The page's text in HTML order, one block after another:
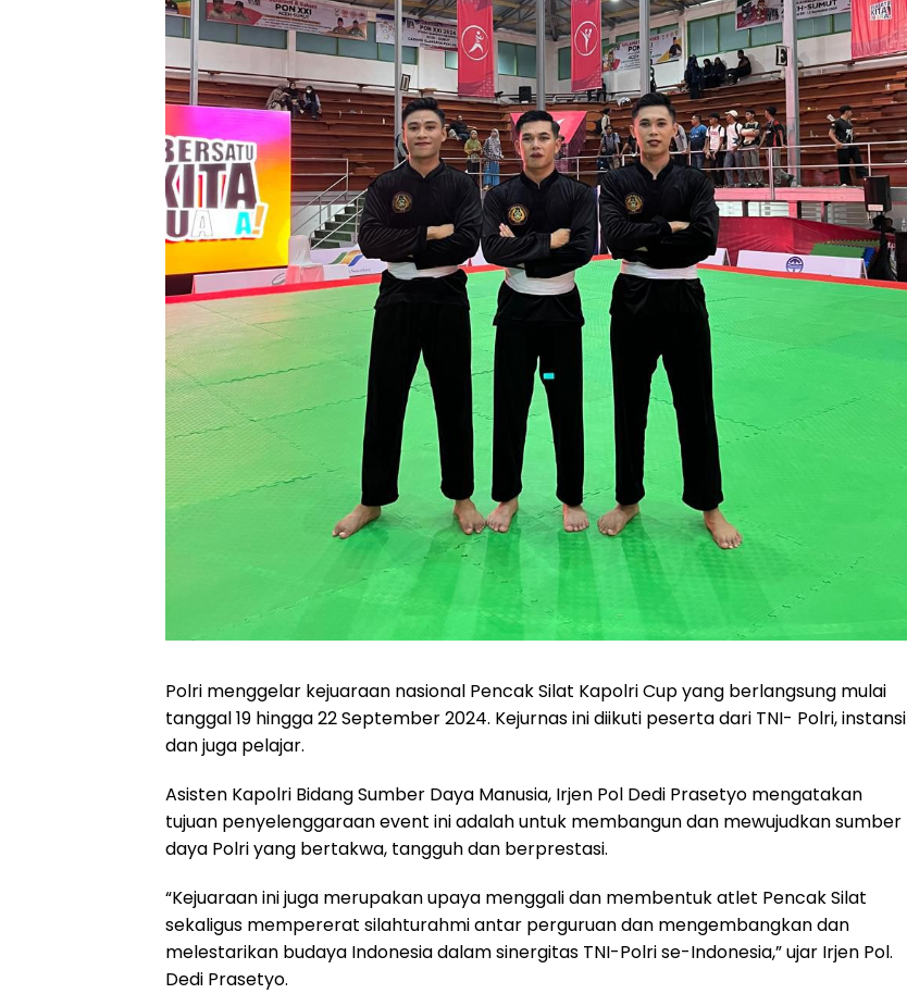
Polri menggelar kejuaraan nasional Pencak Silat Kapolri Cup yang berlangsung mulai
tanggal 19 hingga 22 September 2024. Kejurnas ini diikuti peserta dari TNI- Polri, instansi
dan juga pelajar.
Asisten Kapolri Bidang Sumber Daya Manusia, Irjen Pol Dedi Prasetyo mengatakan
tujuan penyelenggaraan event ini adalah untuk membangun dan mewujudkan sumber
daya Polri yang bertakwa, tangguh dan berprestasi.
“Kejuaraan ini juga merupakan upaya menggali dan membentuk atlet Pencak Silat
sekaligus mempererat silahturahmi antar perguruan dan mengembangkan dan
melestarikan budaya Indonesia dalam sinergitas TNI-Polri se-Indonesia,” ujar Irjen Pol.
Dedi Prasetyo.